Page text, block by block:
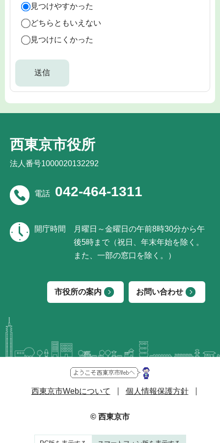
見つけやすかった
どちらともいえない
見つけにくかった
西東京市役所
法人番号1000020132292
電話 042-464-1311
開庁時間
月曜日～金曜日の午前8時30分から午
後5時まで（祝日、年末年始を除く。
また、一部の窓口を除く。）
市役所の案内 お問い合わせ
西東京市Webについて 個人情報保護方針
© 西東京市